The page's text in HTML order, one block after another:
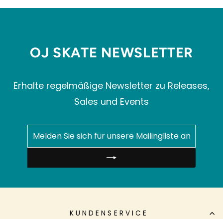
OJ SKATE NEWSLETTER
Erhalte regelmäßige Newsletter zu Releases,
Sales und Events
SIE
SICH
FÜR
UNSERE
KUNDENSERVICE